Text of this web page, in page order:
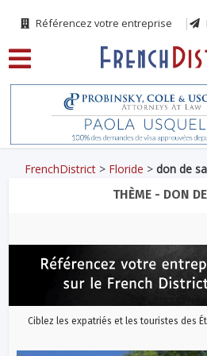
Référencez votre entreprise
FrenchDistrict > Floride >don de
THÈME - DON
Ciblez les expatriés et les touristes des